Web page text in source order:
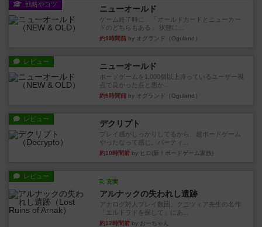
戦略やコツ ニューオールド
ゲーム終了時に、「オールドカードとニューカー
ドのどちらもある」 状態に...
約9時間前 by オグランド（Oguland）
レビュー ニューオールド
ボードゲームを1,000個以上持っているユーザー視
点で良かった点と悪か...
約9時間前 by オグランド（Oguland）
レビュー デクリプト
プレイ感がしっかりしてるから、超ボードゲーム
やったなって感じ。パーティ...
約10時間前 by ヒロ(新！ボードゲーム家族)
レビュー
充実
アルナックの失われし遺跡
アナログ対人プレイ数回。クニツィア先生の名作
「エルドラドを探して」にあ...
約12時間前 by おーちゃん